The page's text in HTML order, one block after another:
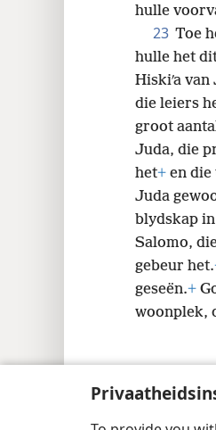
hulle
23 Toe
hulle het
Hiskiʹa
die leiers
groot
Juda, die
het+ en
Juda
blydskap
Salomo,
gebeur het.
geseën.+
woonplek,